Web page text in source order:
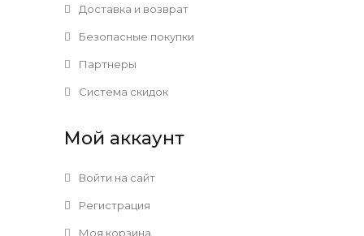
Доставка и возврат
Безопасные покупки
Партнеры
Система скидок
Мой аккаунт
Войти на сайт
Регистрация
Моя корзина